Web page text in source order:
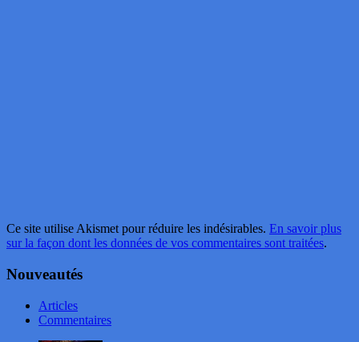
Ce site utilise Akismet pour réduire les indésirables. En savoir plus
sur la façon dont les données de vos commentaires sont traitées.
Nouveautés
Articles
Commentaires